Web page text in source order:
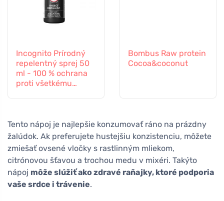
Incognito Prírodný
repelentný sprej 50
ml - 100 % ochrana
proti všetkému
Bombus Raw protein
Cocoa&coconut
Tento nápoj je najlepšie konzumovať ráno na prázdny
žalúdok. Ak preferujete hustejšiu konzistenciu, môžete
zmiešať ovsené vločky s rastlinným mliekom,
citrónovou šťavou a trochou medu v mixéri. Takýto
nápoj môže slúžiť ako zdravé raňajky, ktoré podporia
vaše srdce i trávenie.